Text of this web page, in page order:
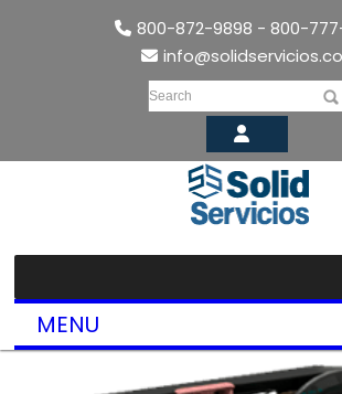
800-872-9898 - 800-
Search
MENU